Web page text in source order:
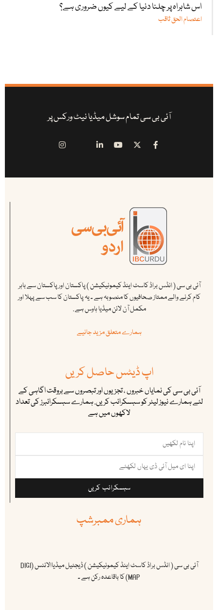
اس شاہراہ پر چلنا دنیا کے لیے کیوں ضروری ہے؟
اعتصام الحق ثاقب
آئی بی سی تمام سوشل میڈیا نیٹ ورکس پر
آئی بی سی ( انڈس براڈ کاسٹ اینڈ کیمونیکیشن ) پاکستان اور پاکستان سے باہر
کام کرنے والے ممتاز صحافیوں کا منصوبہ ہے ۔ یہ پاکستان کا سب سے پہلا اور
مکمل آن لائن میڈیا ہاوس ہے .
ہمارے متعلق مزید جانیے
اپ ڈیٹس حاصل کریں
آئی بی سی کی نمایاں خبروں ، تجزیوں اور تبصروں سے بروقت اگاہی کے
لئے ہمارے نیوز لیٹر کو سبسکرائب کریں. ہمارے سبسکرائبرز کی تعداد
لاکھوں میں ہے
سبسکرائب کریں
ہماری ممبرشپ
آئی بی سی ( انڈس براڈ کاسٹ اینڈ کیمونیکیشن ) ڈیجٹیل میڈیاالائنس (DIGI
MAP) کا باقاعدہ رکن ہے ۔